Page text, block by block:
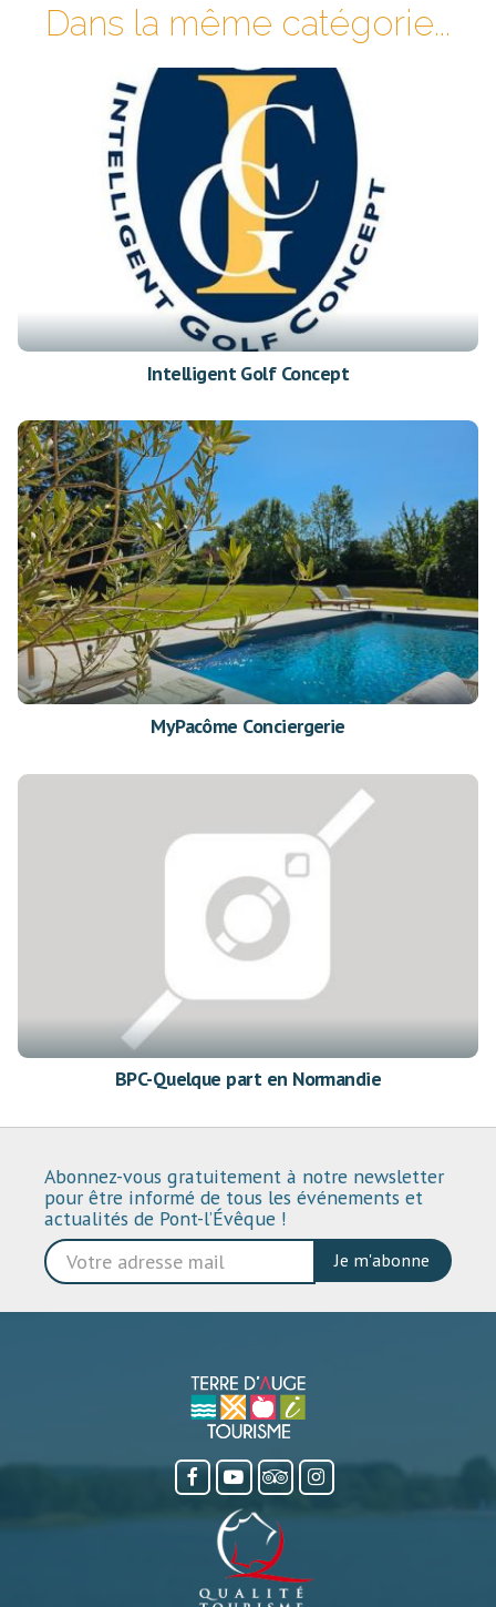
Dans la même catégorie...
Intelligent Golf Concept
MyPacôme Conciergerie
BPC-Quelque part en Normandie
Abonnez-vous gratuitement à notre newsletter
pour être informé de tous les événements et
actualités de Pont-l’Évêque !
Je m'abonne